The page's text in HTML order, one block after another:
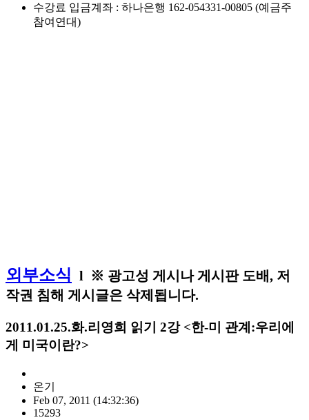
수강료 입금계좌 : 하나은행 162-054331-00805 (예금주
참여연대)
외부소식
l ※ 광고성 게시나 게시판 도배, 저
작권 침해 게시글은 삭제됩니다.
2011.01.25.화.리영희 읽기 2강 <한-미 관계:우리에
게 미국이란?>
온기
Feb 07, 2011 (14:32:36)
15293